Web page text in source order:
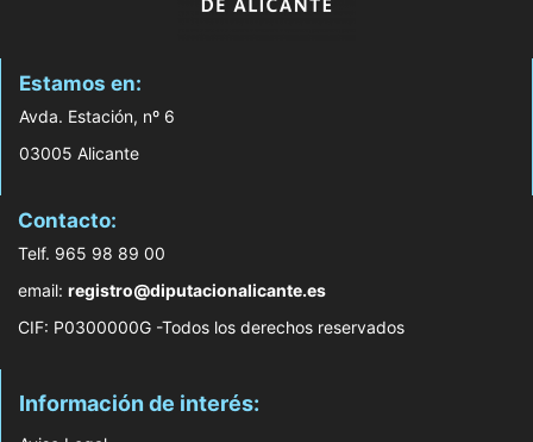
Estamos en:
Avda. Estación, nº 6
03005 Alicante
Contacto:
Telf. 965 98 89 00
email: registro@diputacionalicante.es
CIF: P0300000G -Todos los derechos reservados
Información de interés: